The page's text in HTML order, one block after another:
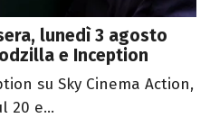
lunedì 3 agosto
e Inception
su Sky Cinema Action,
20 e...